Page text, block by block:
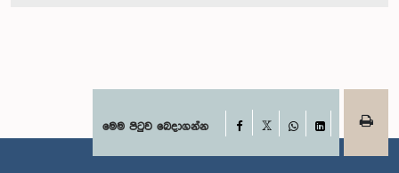
ප.ව. 12:19 - ප.ව. 12:32මෙම පිටුව බෙදාගන්න Facebook
WhatsApp
LinkedIn